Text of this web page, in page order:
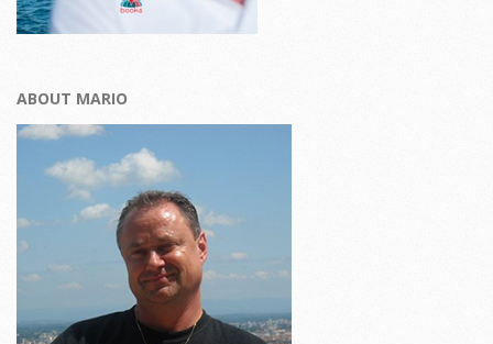
ABOUT MARIO